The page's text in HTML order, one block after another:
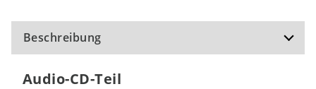
Beschreibung
Audio-CD-Teil